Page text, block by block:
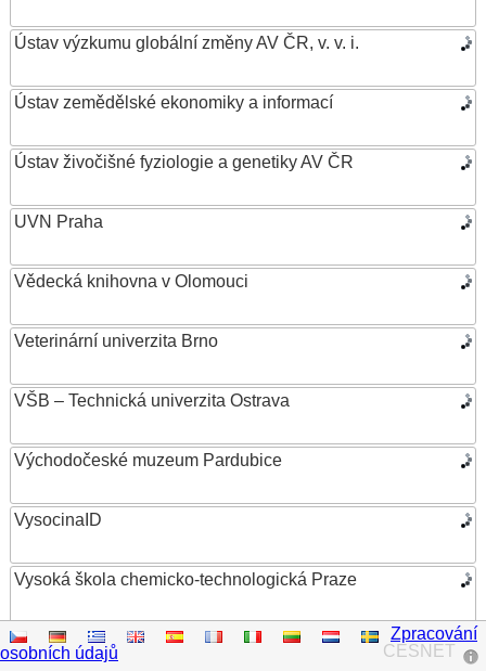
Ústav výzkumu globální změny AV ČR, v. v. i.
Ústav zemědělské ekonomiky a informací
Ústav živočišné fyziologie a genetiky AV ČR
UVN Praha
Vědecká knihovna v Olomouci
Veterinární univerzita Brno
VŠB – Technická univerzita Ostrava
Východočeské muzeum Pardubice
VysocinaID
Vysoká škola chemicko-technologická Praze
Vysoká škola ekonomická v Praze
CESNET
Zpracování
osobních údajů